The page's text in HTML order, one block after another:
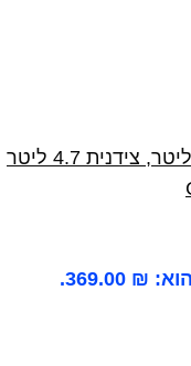
קופון למארז קומבו הכולל צידנית 45 ליטר, צידנית 4.7 ליטר
369.00.